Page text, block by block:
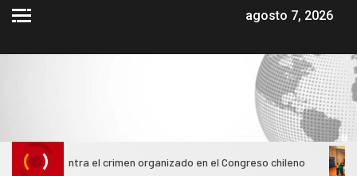
agosto 7, 2026
el crimen organizado en el Congreso chileno